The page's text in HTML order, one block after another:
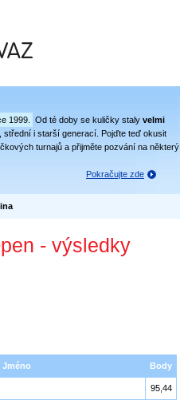
1999. Od té doby se kuličky staly velmi
střední i starší generací. Pojďte teď okusit
turnajů a přijměte pozvání na některý
Pokračujte zde
- výsledky
Jméno Body
95,44